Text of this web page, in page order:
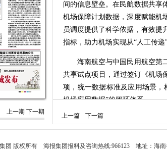
上一期 下一期
间的信息壁垒。在民航数据共享
机场保障计划数据，深度赋能机
员调度提供了科学依据，有效提
指标，助力机场实现从“人工传递
海南航空与中国民用航空第二
共享试点项目，通过签订《机场
项，统一数据标准及应用场景，
机场应用数据”的闭环体系。
作为试点单位，海南航空创新
过短信、航显等多渠道实时获取
本，提升运行效率。
上一篇 下一篇